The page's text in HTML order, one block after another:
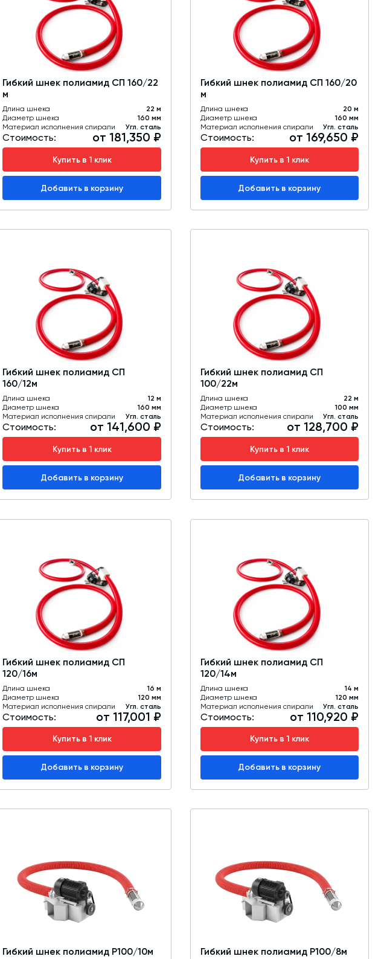
ЖБИ
Автоматизированные системы управления
(АСУ ТП) любой сложности
Подбор и поставка комплектующих под
Экспертиза промышленной безопасности
Технический аудит бетонных заводов и
производств
Проектирование технологических
линий,промышленных зданий и сооружений
Гибкий шнек полиамид СП 160/22
м
Длина шнека
22 м
Диаметр шнека
160 мм
Материал исполнения спирали
Угл. сталь
Стоимость: от 181,350 ₽
Купить в 1 клик
Добавить в корзину
Гибкий шнек полиамид СП 160/20
м
Длина шнека
20 м
Диаметр шнека
160 мм
Материал исполнения спирали
Угл. сталь
Стоимость: от 169,650 ₽
Купить в 1 клик
Добавить в корзину
Гибкий шнек полиамид СП
160/12м
Длина шнека
12 м
Диаметр шнека
160 мм
Материал исполнения спирали
Угл. сталь
Стоимость: от 141,600 ₽
Купить в 1 клик
Добавить в корзину
Гибкий шнек полиамид СП
100/22м
Длина шнека
22 м
Диаметр шнека
100 мм
Материал исполнения спирали
Угл. сталь
Стоимость: от 128,700 ₽
Купить в 1 клик
Добавить в корзину
Гибкий шнек полиамид СП
120/16м
Длина шнека
16 м
Диаметр шнека
120 мм
Материал исполнения спирали
Угл. сталь
Стоимость: от 117,001 ₽
Купить в 1 клик
Добавить в корзину
Гибкий шнек полиамид СП
120/14м
Длина шнека
14 м
Диаметр шнека
120 мм
Материал исполнения спирали
Угл. сталь
Стоимость: от 110,920 ₽
Купить в 1 клик
Добавить в корзину
Гибкий шнек полиамид Р100/10м Гибкий шнек полиамид Р100/8м